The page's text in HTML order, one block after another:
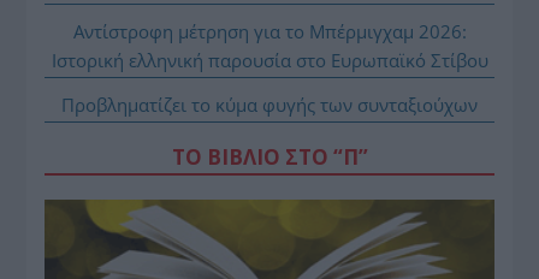
Αντίστροφη μέτρηση για το Μπέρμιγχαμ 2026:
Ιστορική ελληνική παρουσία στο Ευρωπαϊκό Στίβου
Προβληματίζει το κύμα φυγής των συνταξιούχων
ΤΟ ΒΙΒΛΙΟ ΣΤΟ “Π”